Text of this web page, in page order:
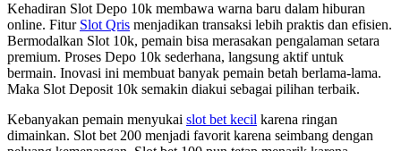
Kehadiran Slot Depo 10k membawa warna baru dalam hiburan
online. Fitur Slot Qris menjadikan transaksi lebih praktis dan efisien.
Bermodalkan Slot 10k, pemain bisa merasakan pengalaman setara
premium. Proses Depo 10k sederhana, langsung aktif untuk
bermain. Inovasi ini membuat banyak pemain betah berlama-lama.
Maka Slot Deposit 10k semakin diakui sebagai pilihan terbaik.
Kebanyakan pemain menyukai slot bet kecil karena ringan
dimainkan. Slot bet 200 menjadi favorit karena seimbang dengan